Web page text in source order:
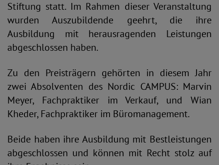
Stiftung statt. Im Rahmen dieser Veranstaltung
wurden Auszubildende geehrt, die ihre
Ausbildung mit herausragenden Leistungen
abgeschlossen haben.
Zu den Preisträgern gehörten in diesem Jahr
zwei Absolventen des Nordic CAMPUS: Marvin
Meyer, Fachpraktiker im Verkauf, und Wian
Kheder, Fachpraktiker im Büromanagement.
Beide haben ihre Ausbildung mit Bestleistungen
abgeschlossen und können mit Recht stolz auf